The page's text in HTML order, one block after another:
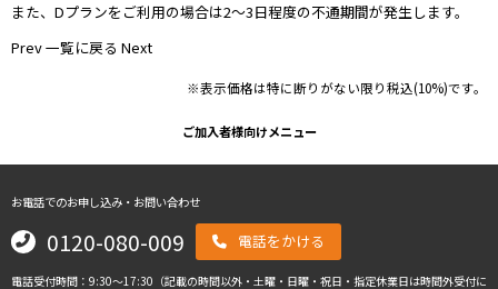
また、Dプランをご利用の場合は2～3日程度の不通期間が発生します。
Prev一覧に戻る Next
※表示価格は特に断りがない限り税込(10%)です。
ご加入者様向けメニュー
お電話でのお申し込み・お問い合わせ
0120-080-009 電話をかける
電話受付時間：9:30～17:30（記載の時間以外・土曜・日曜・祝日・指定休業日は時間外受付に